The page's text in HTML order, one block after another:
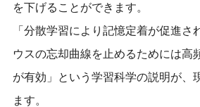
を下げることができます。
「分散学習により記憶定着が促進さ
ウスの忘却曲線を止めるためには高
が有効」という学習科学の説明が、
ます。